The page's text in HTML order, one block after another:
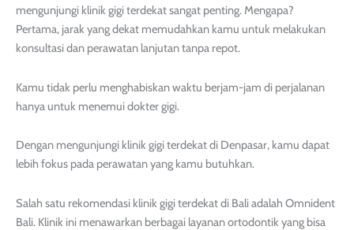
mengunjungi klinik gigi terdekat sangat penting. Mengapa?
Pertama, jarak yang dekat memudahkan kamu untuk melakukan
konsultasi dan perawatan lanjutan tanpa repot.
Kamu tidak perlu menghabiskan waktu berjam-jam di perjalanan
hanya untuk menemui dokter gigi.
Dengan mengunjungi klinik gigi terdekat di Denpasar, kamu dapat
lebih fokus pada perawatan yang kamu butuhkan.
Salah satu rekomendasi klinik gigi terdekat di Bali adalah Omnident
Bali. Klinik ini menawarkan berbagai layanan ortodontik yang bisa